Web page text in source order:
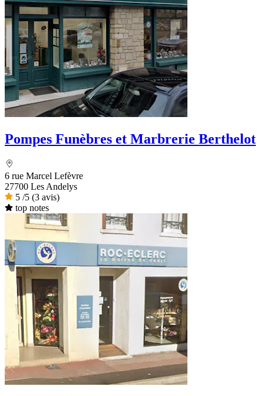
Pompes Funèbres et Marbrerie Berthelot
6 rue Marcel Lefèvre
27700 Les Andelys
5 /5 (3 avis)
top notes